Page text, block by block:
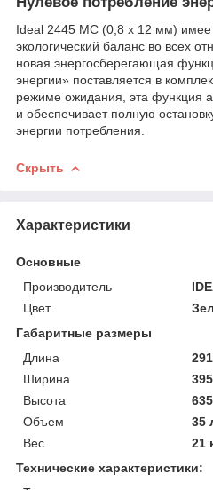
Ideal 2445 MC (0,8 x 12 мм)
экологический баланс во всех
новая энергосберегающая
энергии» поставляется в
режиме ожидания, эта функция
и обеспечивает полную
энергии потребления.
Скрыть
Характеристики
Основные
Производитель
Цвет
Габаритные размеры
Длина
Ширина
Высота
Объем
35
Вес
21
Технические характеристики: